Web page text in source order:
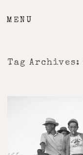
Tag Archives: